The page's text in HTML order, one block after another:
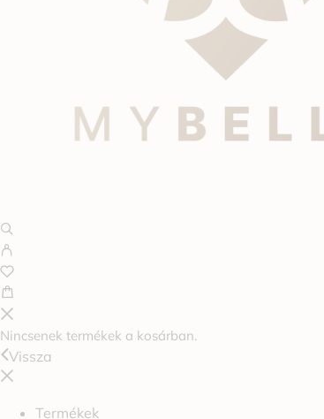
Nincsenek termékek a kosárban.
Vissza
Termékek